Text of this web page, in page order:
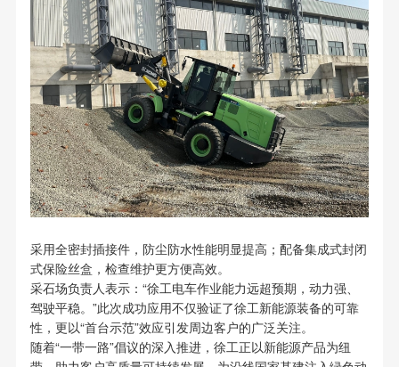
采用全密封插接件，防尘防水性能明显提高；配备集成式封闭
式保险丝盒，检查维护更方便高效。
采石场负责人表示：“徐工电车作业能力远超预期，动力强、
驾驶平稳。”此次成功应用不仅验证了徐工新能源装备的可靠
性，更以“首台示范”效应引发周边客户的广泛关注。
随着“一带一路”倡议的深入推进，徐工正以新能源产品为纽